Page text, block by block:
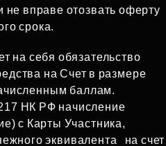
не вправе отозвать оферту
срока.
на себя обязательство
на Счет в размере
баллам.
217 НК РФ начисление
с Карты Участника,
эквивалента
на счет